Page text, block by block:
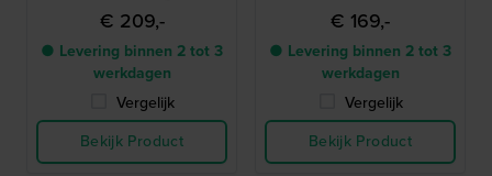
€ 209,-
● Levering binnen 2 tot 3
werkdagen
Vergelijk
Bekijk Product
€ 169,-
● Levering binnen 2 tot 3
werkdagen
Vergelijk
Bekijk Product